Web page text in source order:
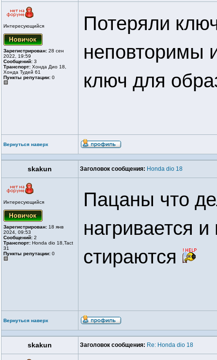
Интересующийся
Зарегистрирован: 28 сен
2022, 19:59
Сообщений: 3
Транспорт: Хонда Дио 18,
Хонда Тудей 61
Пункты репутации: 0
Потеряли
неповторимы
ключ для
Вернуться наверх
skakun Заголовок сообщения: Honda dio 18
Интересующийся
Зарегистрирован: 18 янв
2024, 09:53
Сообщений: 2
Транспорт: Honda dio 18,Tact
31
Пункты репутации: 0
Пацаны что
нагривается
стираются
Вернуться наверх
skakun Заголовок сообщения: Re: Honda dio 18